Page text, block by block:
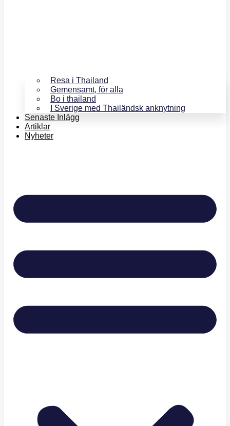
Resa i Thailand
Gemensamt, för alla
Bo i thailand
I Sverige med Thailändsk anknytning
Senaste Inlägg
Artiklar
Nyheter